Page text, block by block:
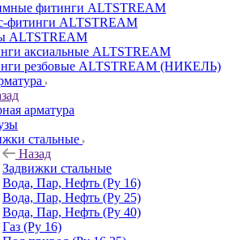
фитинги ALTSTREAM
фитинги ALTSTREAM
ALTSTREAM
аксиальные ALTSTREAM
резбовые ALTSTREAM (НИКЕЛЬ)
арматура
стальные
Назад
Задвижки стальные
Вода, Пар, Нефть (Ру 16)
Вода, Пар, Нефть (Ру 25)
Вода, Пар, Нефть (Ру 40)
Газ (Ру 16)